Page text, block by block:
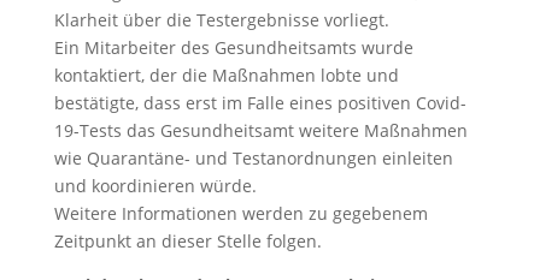
Klarheit über die Testergebnisse vorliegt.
Ein Mitarbeiter des Gesundheitsamts wurde
kontaktiert, der die Maßnahmen lobte und
bestätigte, dass erst im Falle eines positiven Covid-
19-Tests das Gesundheitsamt weitere Maßnahmen
wie Quarantäne- und Testanordnungen einleiten
und koordinieren würde.
Weitere Informationen werden zu gegebenem
Zeitpunkt an dieser Stelle folgen.